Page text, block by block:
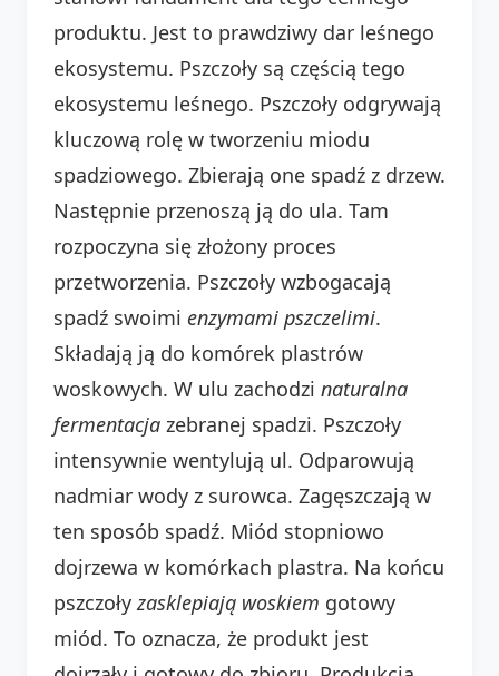
produktu. Jest to prawdziwy dar leśnego
ekosystemu. Pszczoły są częścią tego
ekosystemu leśnego. Pszczoły odgrywają
kluczową rolę w tworzeniu miodu
spadziowego. Zbierają one spadź z drzew.
Następnie przenoszą ją do ula. Tam
rozpoczyna się złożony proces
przetworzenia. Pszczoły wzbogacają
spadź swoimi enzymami pszczelimi.
Składają ją do komórek plastrów
woskowych. W ulu zachodzi naturalna
fermentacja zebranej spadzi. Pszczoły
intensywnie wentylują ul. Odparowują
nadmiar wody z surowca. Zagęszczają w
ten sposób spadź. Miód stopniowo
dojrzewa w komórkach plastra. Na końcu
pszczoły zasklepiają woskiem gotowy
miód. To oznacza, że produkt jest